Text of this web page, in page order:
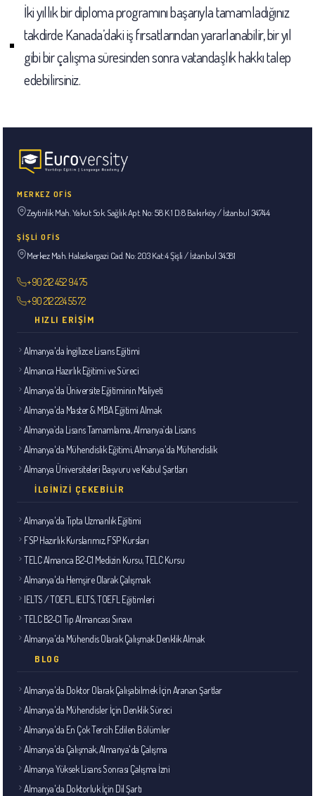
İki yıllık bir diploma programını başarıyla tamamladığınız
takdirde Kanada’daki iş fırsatlarından yararlanabilir, bir yıl
gibi bir çalışma süresinden sonra vatandaşlık hakkı talep
edebilirsiniz.
MERKEZ OFİS
Zeytinlik Mah. Yakut Sok. Sağlık Apt. No: 58 K:1 D:8 Bakırköy / İstanbul 34744
ŞİŞLİ OFİS
Merkez Mah. Halaskargazi Cad. No: 203 Kat:4 Şişli / İstanbul 34381
+90 212 452 94 75
+90 212 224 55 72
HIZLI ERIŞIM
Almanya'da İngilizce Lisans Eğitimi
Almanca Hazırlık Eğitimi ve Süreci
Almanya'da Üniversite Eğitiminin Maliyeti
Almanya'da Master & MBA Eğitimi Almak
Almanya`da Lisans Tamamlama, Almanya`da Lisans
Almanya'da Mühendislik Eğitimi, Almanya'da Mühendislik
Almanya Üniversiteleri Başvuru ve Kabul Şartları
İLGINIZI ÇEKEBILIR
Almanya'da Tıpta Uzmanlık Eğitimi
FSP Hazırlık Kurslarımız, FSP Kursları
TELC Almanca B2-C1 Medizin Kursu, TELC Kursu
Almanya'da Hemşire Olarak Çalışmak
IELTS / TOEFL, IELTS, TOEFL Eğitimleri
TELC B2-C1 Tıp Almancası Sınavı
Almanya'da Mühendis Olarak Çalışmak Denklik Almak
BLOG
Almanya'da Doktor Olarak Çalışabilmek İçin Aranan Şartlar
Almanya'da Mühendisler İçin Denklik Süreci
Almanya'da En Çok Tercih Edilen Bölümler
Almanya'da Çalışmak, Almanya'da Çalışma
Almanya Yüksek Lisans Sonrası Çalışma İzni
Almanya'da Doktorluk İçin Dil Şartı